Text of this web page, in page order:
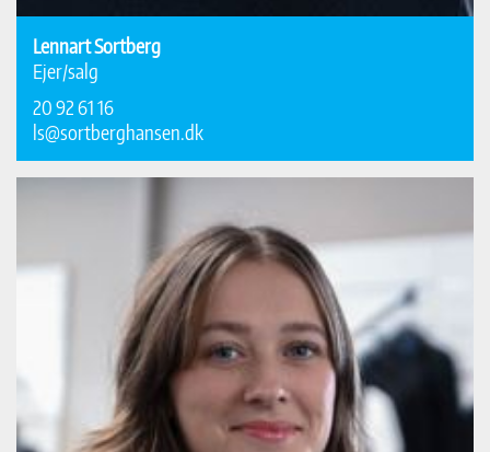
Lennart Sortberg
Ejer/salg
20 92 61 16
ls@sortberghansen.dk